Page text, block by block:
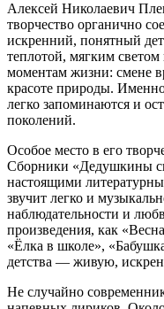
Алексей Николаевич
творчество органично
искренний, понятный
теплотой, мягким
моментам жизни: смене
красоте природы.
легко запоминаются и
поколений.
Особое место в его
Сборники «Дедушкины
настоящими
звучит легко и
наблюдательности и
произведения, как
«Ёлка в школе»,
детства — живую,
Не случайно